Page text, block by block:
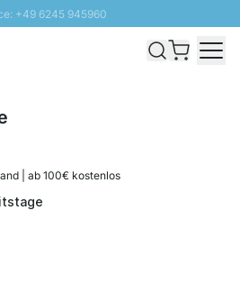
+49 6245 945960
- Gratis Versand ab 100€
Bis zu 20% Rabatt
| ab 100€ kostenlos